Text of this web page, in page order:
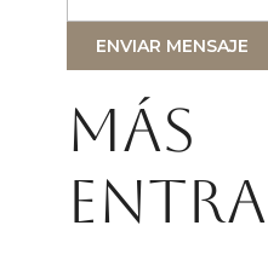
ENVIAR MENSAJE
Más